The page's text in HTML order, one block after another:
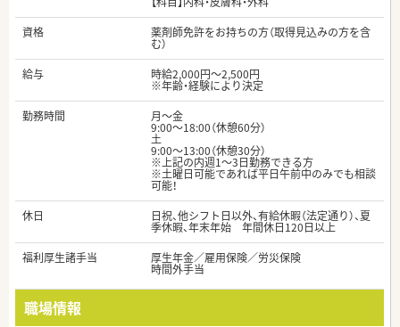
資格
薬剤師免許をお持ちの方（取得見込みの方を含
む）
給与
時給2,000円～2,500円
※年齢・経験により決定
勤務時間
月～金
9:00～18:00（休憩60分）
土
9:00～13:00（休憩30分）
※上記の内週1～3日勤務できる方
※土曜日可能であれば平日午前中のみでも相談
可能！
休日
日祝、他シフト日以外、有給休暇（法定通り）、夏
季休暇、年末年始 年間休日120日以上
福利厚生諸手当
厚生年金／雇用保険／労災保険
時間外手当
職場情報